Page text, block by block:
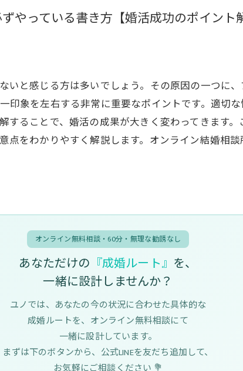
やっている書き方【婚活成功のポイント
と感じる方は多いでしょう。その原因の一つに
象を左右する非常に重要なポイントです。適切
することで、婚活の成果が大きく変わってきます
点をわかりやすく解説します。オンライン結婚相
オンライン無料相談・60分・無理な勧誘なし
あなただけの 『成婚ルート』 を、
一緒に設計しませんか？
ユノでは、あなたの今の状況に合わせた具体的な
成婚ルートを、オンライン無料相談にて
一緒に設計しています。
まずは下のボタンから、公式LINEを友だち追加して、